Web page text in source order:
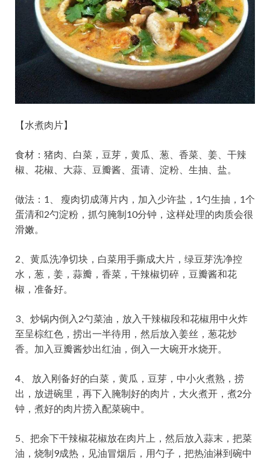
【水煮肉片】
食材：猪肉、白菜，豆芽，黄瓜、葱、香菜、姜、干辣
椒、花椒、大蒜、豆瓣酱、蛋请、淀粉、生抽、盐。
做法：1、 瘦肉切成薄片内，加入少许盐，1勺生抽，1个
蛋清和2勺淀粉，抓匀腌制10分钟，这样处理的肉质会很
滑嫩。
2、黄瓜洗净切块，白菜用手撕成大片，绿豆芽洗净控
水，葱，姜，蒜瓣，香菜，干辣椒切碎，豆瓣酱和花
椒，准备好。
3、炒锅内倒入2勺菜油，放入干辣椒段和花椒用中火炸
至呈棕红色，捞出一半待用，然后放入姜丝，葱花炒
香。加入豆瓣酱炒出红油，倒入一大碗开水烧开。
4、 放入刚备好的白菜，黄瓜，豆芽，中小火煮熟，捞
出，放进碗里，再下入腌制好的肉片，大火煮开，煮2分
钟，煮好的肉片捞入配菜碗中。
5、把余下干辣椒花椒放在肉片上，然后放入蒜末，把菜
油，烧制9成热，见油冒烟后，用勺子，把热油淋到碗中